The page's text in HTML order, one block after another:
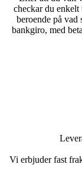
checkar du enkelt
beroende på vad
bankgiro, med
Vi erbjuder fast